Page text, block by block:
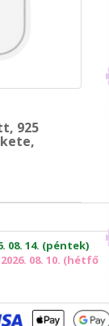
925
08. 14. (péntek)
2026. 08. 10. (hétfő